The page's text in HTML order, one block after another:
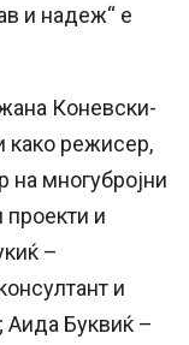
и надеж“ е
Коневски-
како режисер,
на многубројни
проекти и
–
и
Аида Буквиќ –